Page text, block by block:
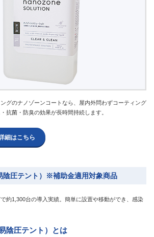
グのナノゾーンコートなら、屋内外問わずコーティング
抗菌・防臭の効果が長時間持続します。
細はこちら
陰圧テント）※補助金適用対象商品
約1,300台の導入実績。簡単に設置や移動ができ、感染
陰圧テント）とは